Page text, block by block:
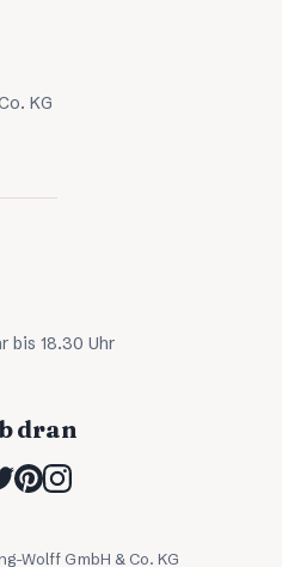
KG
bis 18.30 Uhr
dran
Wolff GmbH & Co. KG